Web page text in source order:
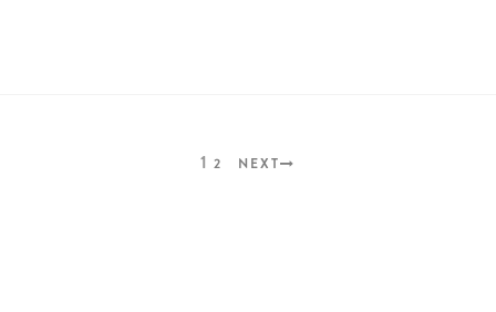
1 2 NEXT